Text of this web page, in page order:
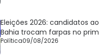
Eleições 2026: candidatos
Bahia trocam farpas no
Política09/08/2026